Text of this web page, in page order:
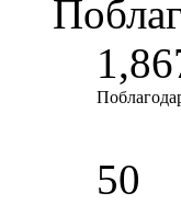
50